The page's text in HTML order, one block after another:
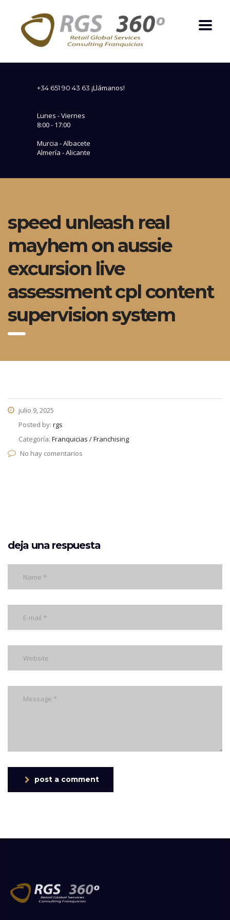
+34 651 90 43 63 ¡Llámanos!
Lunes - Viernes
8:00 - 17:00
Murcia - Albacete
Almería - Alicante
speed unleash real
mayhem on aussie
excursion live
assessment cpl content
supervision system
julio 9, 2025
Posted by: rgs
Categoría: Franquicias / Franchising
No hay comentarios
deja una respuesta
post a comment